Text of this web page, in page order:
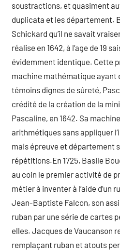
soustractions, et quasiment
duplicata et les département.
Schickard qu’il ne savait
réalise en 1642, à l’age de 19
évidemment identique. Cette
machine mathématique ayant
témoins dignes de sûreté,
crédité de la création de la
Pascaline, en 1642. Sa
arithmétiques sans appliquer
mais épreuve et département
répétitions.En 1725, Basile
au coin le premier activité de
métier à inventer à l’aide d’un
Jean-Baptiste Falcon, son
ruban par une série de cartes
elles. Jacques de Vaucanson
remplaçant ruban et atouts